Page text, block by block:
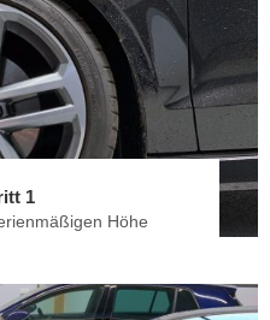
1
Höhe